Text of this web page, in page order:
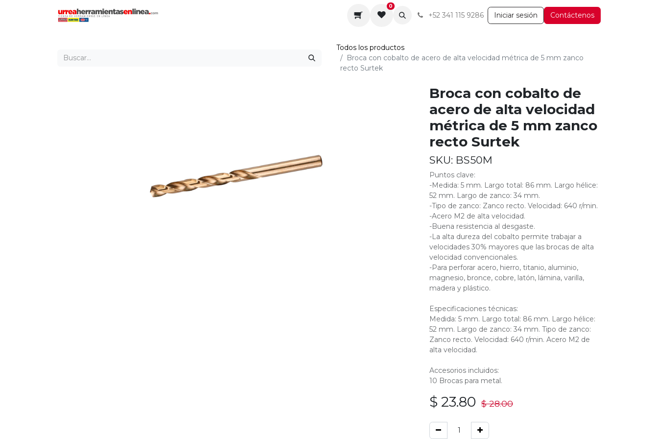
Servicios
0
+52 341 115 9286 Iniciar sesión Contáctenos
Todos los productos
Broca con cobalto de acero de alta velocidad métrica de 5 mm zanco
recto Surtek
Broca con cobalto de
acero de alta velocidad
métrica de 5 mm zanco
recto Surtek
SKU: BS50M
Puntos clave:
-Medida: 5 mm. Largo total: 86 mm. Largo hélice:
52 mm. Largo de zanco: 34 mm.
-Tipo de zanco: Zanco recto. Velocidad: 640 r/min.
-Acero M2 de alta velocidad.
-Buena resistencia al desgaste.
-La alta dureza del cobalto permite trabajar a
velocidades 30% mayores que las brocas de alta
velocidad convencionales.
-Para perforar acero, hierro, titanio, aluminio,
magnesio, bronce, cobre, latón, lámina, varilla,
madera y plástico.
Especificaciones técnicas:
Medida: 5 mm. Largo total: 86 mm. Largo hélice:
52 mm. Largo de zanco: 34 mm. Tipo de zanco:
Zanco recto. Velocidad: 640 r/min. Acero M2 de
alta velocidad.
Accesorios incluidos:
10 Brocas para metal.
$ 23.80 $28.00